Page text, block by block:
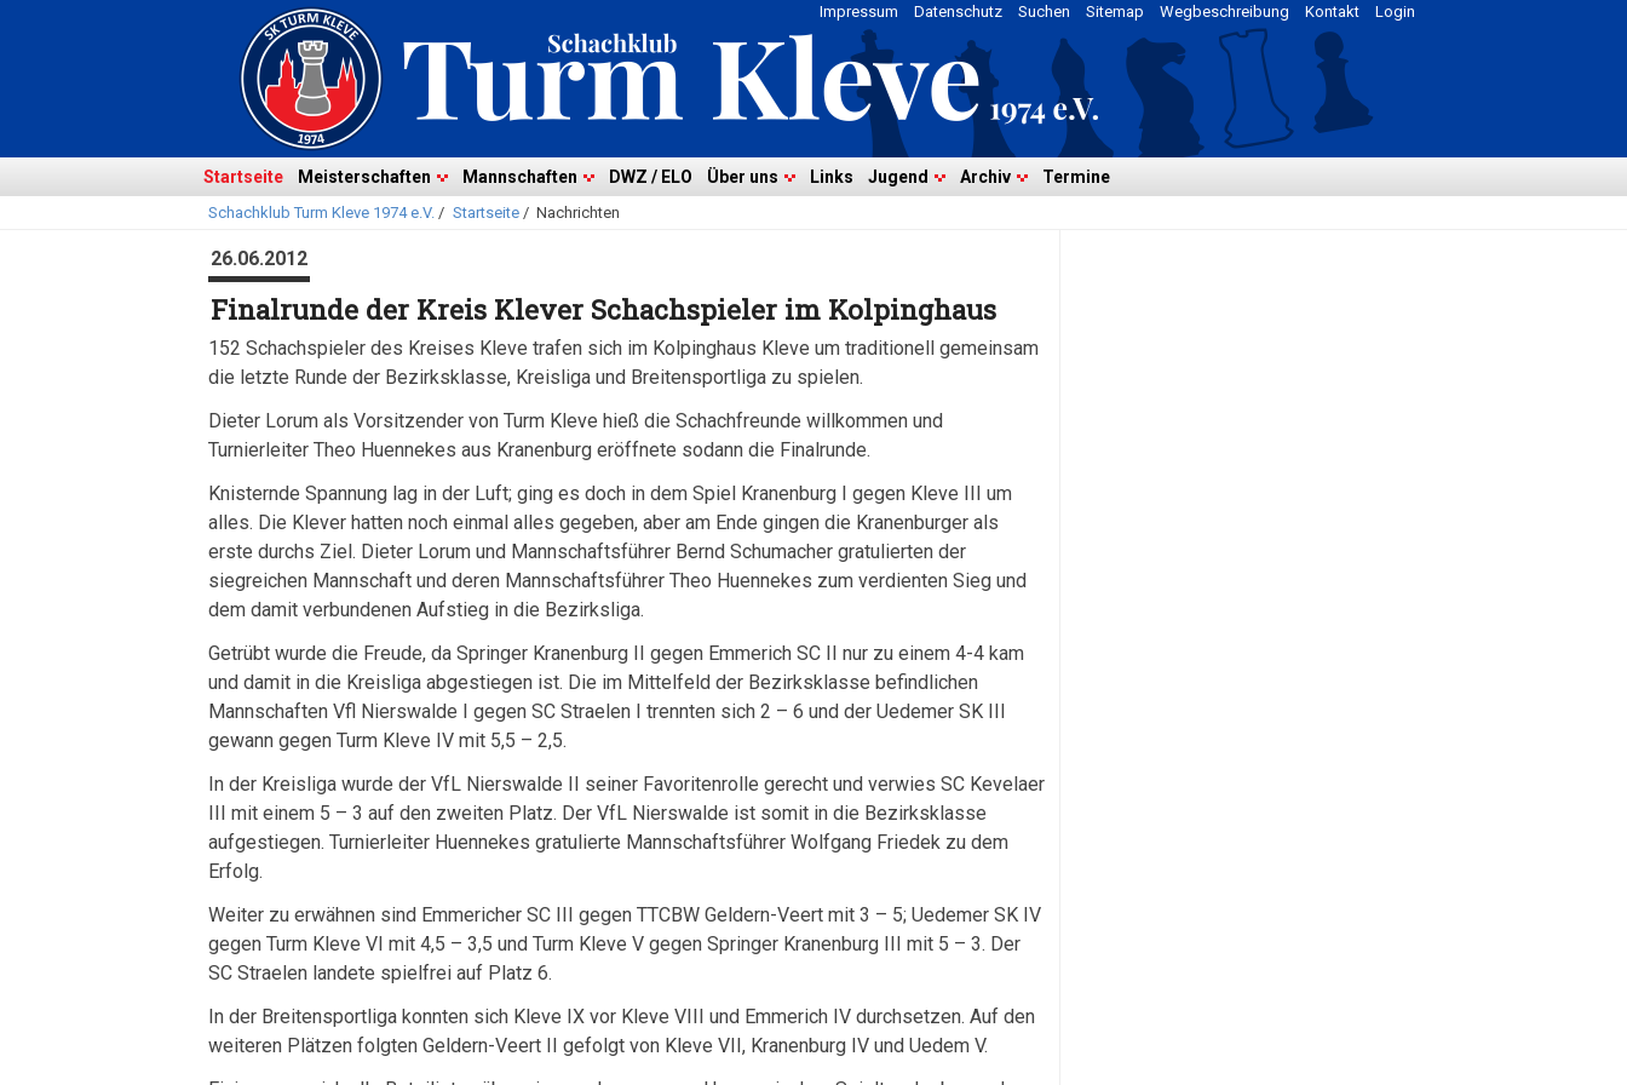
überspringen
Login
Kontakt
Wegbeschreibung
Sitemap
Suchen
Datenschutz
Impressum
Startseite Meisterschaften Mannschaften DWZ / ELO Über uns Links Jugend Archiv Termine
Schachklub Turm Kleve 1974 e.V. / Startseite/ Nachrichten
26.06.2012
Finalrunde der Kreis Klever Schachspieler im Kolpinghaus
152 Schachspieler des Kreises Kleve trafen sich im Kolpinghaus Kleve um traditionell gemeinsam
die letzte Runde der Bezirksklasse, Kreisliga und Breitensportliga zu spielen.
Dieter Lorum als Vorsitzender von Turm Kleve hieß die Schachfreunde willkommen und
Turnierleiter Theo Huennekes aus Kranenburg eröffnete sodann die Finalrunde.
Knisternde Spannung lag in der Luft; ging es doch in dem Spiel Kranenburg I gegen Kleve III um
alles. Die Klever hatten noch einmal alles gegeben, aber am Ende gingen die Kranenburger als
erste durchs Ziel. Dieter Lorum und Mannschaftsführer Bernd Schumacher gratulierten der
siegreichen Mannschaft und deren Mannschaftsführer Theo Huennekes zum verdienten Sieg und
dem damit verbundenen Aufstieg in die Bezirksliga.
Getrübt wurde die Freude, da Springer Kranenburg II gegen Emmerich SC II nur zu einem 4-4 kam
und damit in die Kreisliga abgestiegen ist. Die im Mittelfeld der Bezirksklasse befindlichen
Mannschaften Vfl Nierswalde I gegen SC Straelen I trennten sich 2 – 6 und der Uedemer SK III
gewann gegen Turm Kleve IV mit 5,5 – 2,5.
In der Kreisliga wurde der VfL Nierswalde II seiner Favoritenrolle gerecht und verwies SC Kevelaer
III mit einem 5 – 3 auf den zweiten Platz. Der VfL Nierswalde ist somit in die Bezirksklasse
aufgestiegen. Turnierleiter Huennekes gratulierte Mannschaftsführer Wolfgang Friedek zu dem
Erfolg.
Weiter zu erwähnen sind Emmericher SC III gegen TTCBW Geldern-Veert mit 3 – 5; Uedemer SK IV
gegen Turm Kleve VI mit 4,5 – 3,5 und Turm Kleve V gegen Springer Kranenburg III mit 5 – 3. Der
SC Straelen landete spielfrei auf Platz 6.
In der Breitensportliga konnten sich Kleve IX vor Kleve VIII und Emmerich IV durchsetzen. Auf den
weiteren Plätzen folgten Geldern-Veert II gefolgt von Kleve VII, Kranenburg IV und Uedem V.